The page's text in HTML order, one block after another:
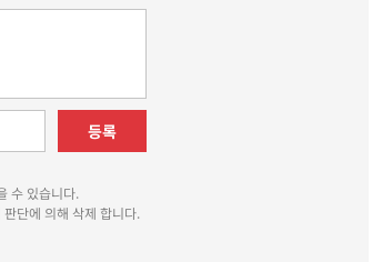
등록
수 있습니다.
단에 의해 삭제 합니다.